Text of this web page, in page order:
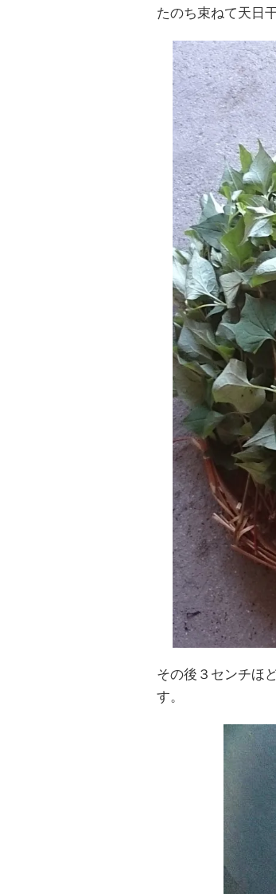
たのち束ねて天日
その後３センチほ
す。